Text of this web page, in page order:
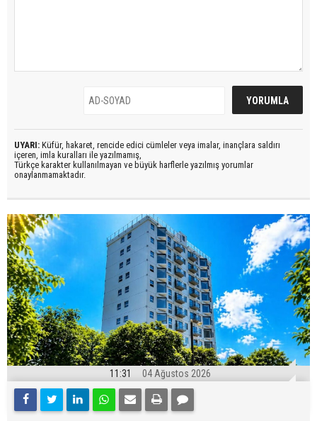
UYARI: Küfür, hakaret, rencide edici cümleler veya imalar, inançlara saldırı
içeren, imla kuralları ile yazılmamış,
Türkçe karakter kullanılmayan ve büyük harflerle yazılmış yorumlar
onaylanmamaktadır.
11:31 04 Ağustos 2026